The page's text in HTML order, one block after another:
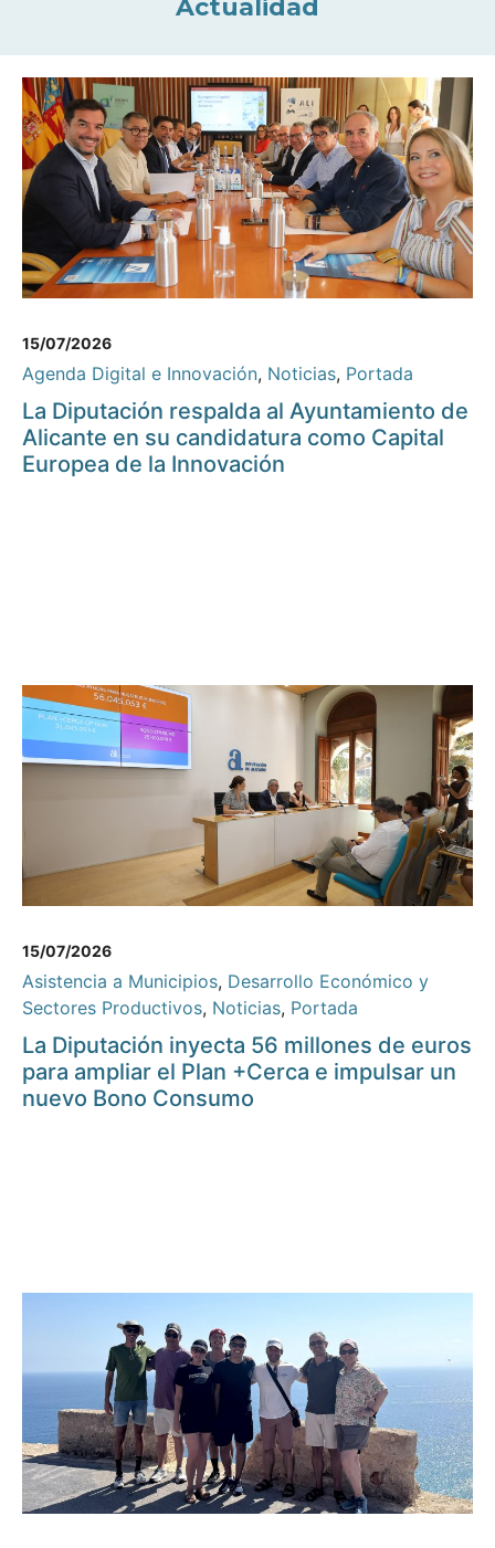
Actualidad
15/07/2026
Agenda Digital e Innovación, Noticias, Portada
La Diputación respalda al Ayuntamiento de
Alicante en su candidatura como Capital
Europea de la Innovación
15/07/2026
Asistencia a Municipios, Desarrollo Económico y
Sectores Productivos, Noticias, Portada
La Diputación inyecta 56 millones de euros
para ampliar el Plan +Cerca e impulsar un
nuevo Bono Consumo